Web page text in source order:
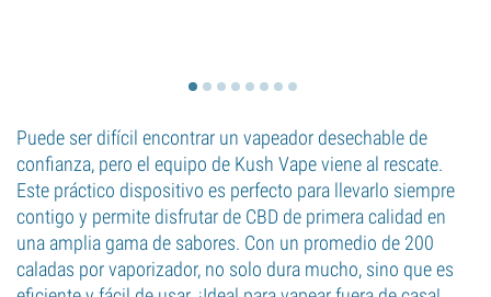
Puede ser difícil encontrar un vapeador desechable de
confianza, pero el equipo de Kush Vape viene al rescate.
Este práctico dispositivo es perfecto para llevarlo siempre
contigo y permite disfrutar de CBD de primera calidad en
una amplia gama de sabores. Con un promedio de 200
caladas por vaporizador, no solo dura mucho, sino que es